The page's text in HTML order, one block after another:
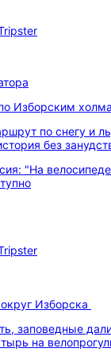
Изборским
по снегу и
без
Изборска
заповедные
на